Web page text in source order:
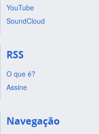
YouTube
SoundCloud
RSS
O que é?
Assine
Navegação